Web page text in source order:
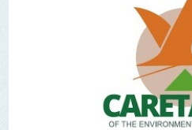
Livro de Reclamações Eletronico
Ao aceder a outras paginas deste
recolha dados. Ao aceder ao site
mesmo sob o RGPD. Sim.